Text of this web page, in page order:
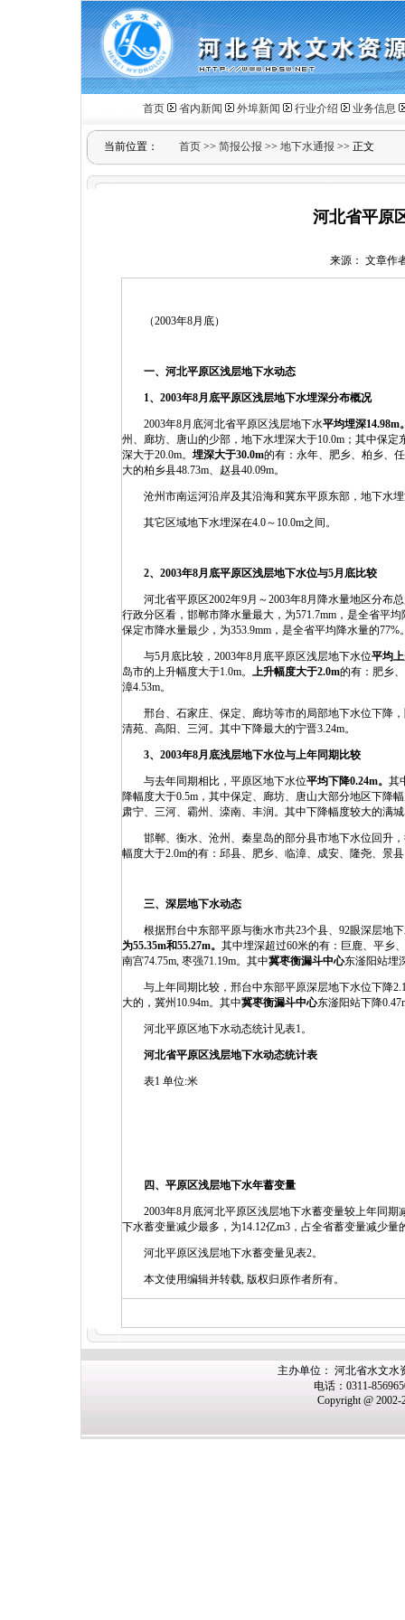
首页 省内新闻 外埠新闻 行业介绍 业务信息
当前位置： 首页 >> 简报公报 >> 地下水通报 >> 正文
河北省平原
来源： 文章作
（2003年8月底）
一、河北平原区浅层地下水动态
1、 2003年8月底平原区浅层地下水埋深分布概况
2003年8月底河北省平原区浅层地下水平均埋深14.98m
州、廊坊、唐山的少部，地下水埋深大于10.0m；其中保
深大于20.0m。 埋深大于30.0m的有：永年、肥乡、柏乡、
大的柏乡县48.73m、赵县40.09m。
沧州市南运河沿岸及其沿海和冀东平原东部，地下水埋
其它区域地下水埋深在4.0～10.0m之间。
2、 2003年8月底平原区浅层地下水位与5月底比较
河北省平原区2002年9月～2003年8月降水量地区分布
行政分区看，邯郸市降水量最大，为571.7mm，是全省平
保定市降水量最少，为353.9mm，是全省平均降水量的77%
与5月底比较，2003年8月底平原区浅层地下水位平均
岛市的上升幅度大于1.0m。 上升幅度大于2.0m的有：肥乡
漳4.53m。
邢台、石家庄、保定、廊坊等市的局部地下水位下降，
清苑、高阳、三河。其中下降最大的宁晋3.24m。
3、 2003年8月底浅层地下水位与上年同期比较
与去年同期相比，平原区地下水位平均下降0.24m。 其
降幅度大于0.5m，其中保定、廊坊、唐山大部分地区下降
肃宁、三河、霸州、滦南、丰润。其中下降幅度较大的满城
邯郸、衡水、沧州、秦皇岛的部分县市地下水位回升，
幅度大于2.0m的有：邱县、肥乡、临漳、成安、隆尧、景
三、深层地下水动态
根据邢台中东部平原与衡水市共23个县、92眼深层地下
为55.35m和55.27m。 其中埋深超过60米的有：巨鹿、平乡
南宫74.75m, 枣强71.19m。其中冀枣衡漏斗中心东滏阳站埋
与上年同期比较，邢台中东部平原深层地下水位下降
大的，冀州10.94m。其中冀枣衡漏斗中心东滏阳站下降
河北平原区地下水动态统计见表1。
河北省平原区浅层地下水动态统计表
表1 单位:米
四、平原区浅层地下水年蓄变量
2003年8月底河北平原区浅层地下水蓄变量较上年同期
下水蓄变量减少最多，为14.12亿m3，占全省蓄变量减少
河北平原区浅层地下水蓄变量见表2。
本文使用编辑并转载, 版权归原作者所有。
主办单位： 河北省水文水
电话：0311-
Copyright @ 2002-